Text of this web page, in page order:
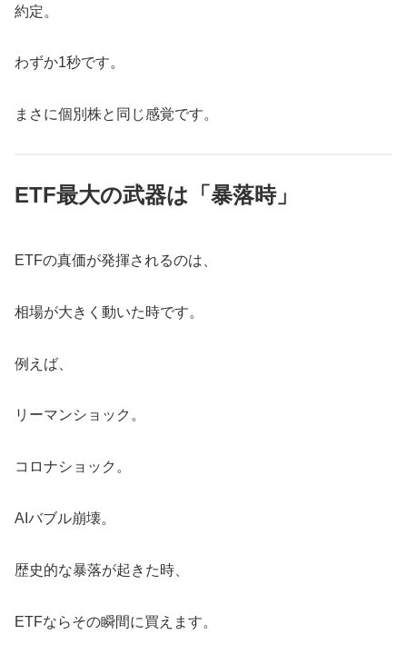
約定。
わずか1秒です。
まさに個別株と同じ感覚です。
ETF最大の武器は「暴落時」
ETFの真価が発揮されるのは、
相場が大きく動いた時です。
例えば、
リーマンショック。
コロナショック。
AIバブル崩壊。
歴史的な暴落が起きた時、
ETFならその瞬間に買えます。